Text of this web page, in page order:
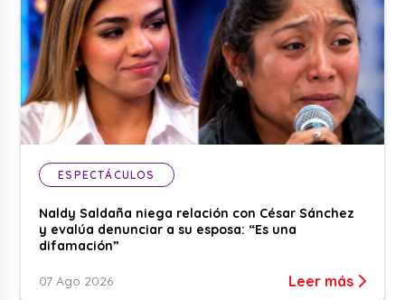
ESPECTÁCULOS
Naldy Saldaña niega relación con César Sánchez
y evalúa denunciar a su esposa: “Es una
difamación”
07 Ago 2026 Leer más